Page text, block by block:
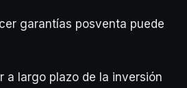
garantías posventa puede
a largo plazo de la inversión